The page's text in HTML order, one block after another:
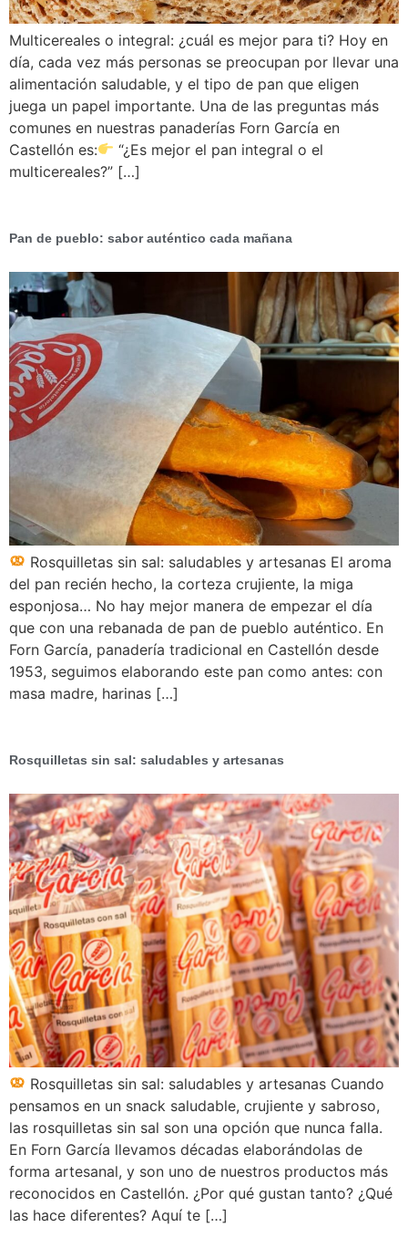
Multicereales o integral: ¿cuál es mejor para ti? Hoy en
día, cada vez más personas se preocupan por llevar una
alimentación saludable, y el tipo de pan que eligen
juega un papel importante. Una de las preguntas más
comunes en nuestras panaderías Forn García en
Castellón es:
“¿Es mejor el pan integral o el
multicereales?” […]
Pan de pueblo: sabor auténtico cada mañana
Rosquilletas sin sal: saludables y artesanas El aroma
del pan recién hecho, la corteza crujiente, la miga
esponjosa… No hay mejor manera de empezar el día
que con una rebanada de pan de pueblo auténtico. En
Forn García, panadería tradicional en Castellón desde
1953, seguimos elaborando este pan como antes: con
masa madre, harinas […]
Rosquilletas sin sal: saludables y artesanas
Rosquilletas sin sal: saludables y artesanas Cuando
pensamos en un snack saludable, crujiente y sabroso,
las rosquilletas sin sal son una opción que nunca falla.
En Forn García llevamos décadas elaborándolas de
forma artesanal, y son uno de nuestros productos más
reconocidos en Castellón. ¿Por qué gustan tanto? ¿Qué
las hace diferentes? Aquí te […]